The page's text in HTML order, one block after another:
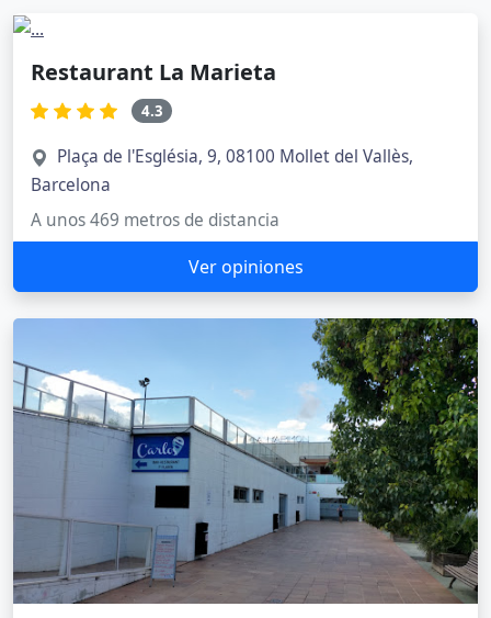
Restaurant La Marieta
4.3
Plaça de l'Església, 9, 08100 Mollet del Vallès,
Barcelona
A unos 469 metros de distancia
Ver opiniones